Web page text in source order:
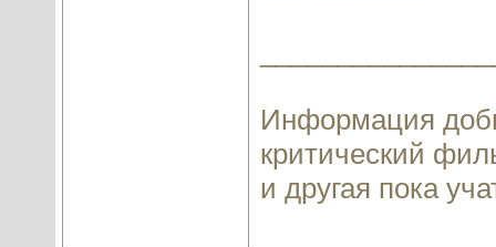
Информация
критический
и другая пока